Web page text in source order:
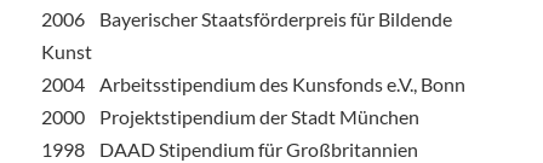
2006 Bayerischer Staatsförderpreis für Bildende
Kunst
2004 Arbeitsstipendium des Kunsfonds e.V., Bonn
2000 Projektstipendium der Stadt München
1998 DAAD Stipendium für Großbritannien